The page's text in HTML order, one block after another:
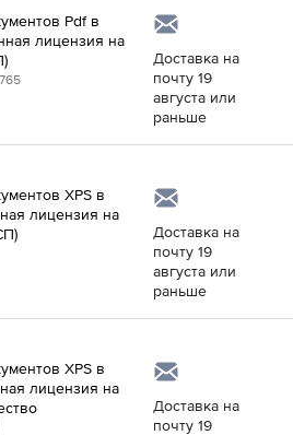
Pdf в
лицензия на
Доставка на
почту 19
августа или
раньше
XPS в
лицензия на
Доставка на
почту 19
августа или
раньше
XPS в
лицензия на
Доставка на
почту 19